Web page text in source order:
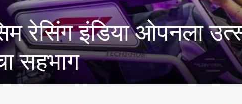
जाधवर करंडक राज्यस्तरीय
स्पर्धा पुण्यात